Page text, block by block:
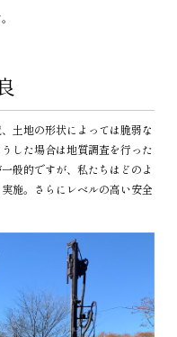
土地の形状によっては脆弱な
した場合は地質調査を行った
般的ですが、私たちはどのよ
施。さらにレベルの高い安全